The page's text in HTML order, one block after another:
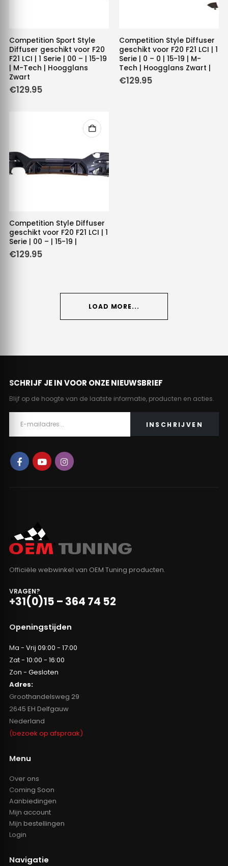
Competition Sport Style
Diffuser geschikt voor F20
F21 LCI | 1 Serie | 00 – | 15-19
| M-Tech | Hoogglans
Zwart
€129.95
Competition Style Diffuser
geschikt voor F20 F21 LCI | 1
Serie | 0 – 0 | 15-19 | M-
Tech | Hoogglans Zwart |
€129.95
Competition Style Diffuser
geschikt voor F20 F21 LCI | 1
Serie | 00 – | 15-19 |
€129.95
LOAD MORE...
SCHRIJF JE IN VOOR ONZE NIEUWSBRIEF
Blijf op de hoogte van de laatste informatie, producten en acties.
Officiële webwinkel van OEM Tuning producten.
VRAGEN?
+31(0)15 – 364 74 52
Openingstijden
Ma - Vrij 09:00 - 17:00
Zat - 10:00 - 16:00
Zon - Gesloten
Adres:
Groothandelsweg 29
2645 EH Delfgauw
Nederland
(bezoek op afspraak)
Menu
Over ons
Coming Soon
Aanbiedingen
Mijn account
Mijn bestellingen
Login
Navigatie